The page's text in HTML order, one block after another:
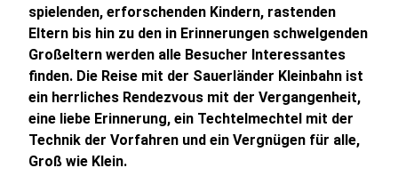
spielenden, erforschenden Kindern, rastenden
Eltern bis hin zu den in Erinnerungen schwelgenden
Großeltern werden alle Besucher Interessantes
finden. Die Reise mit der Sauerländer Kleinbahn ist
ein herrliches Rendezvous mit der Vergangenheit,
eine liebe Erinnerung, ein Techtelmechtel mit der
Technik der Vorfahren und ein Vergnügen für alle,
Groß wie Klein.